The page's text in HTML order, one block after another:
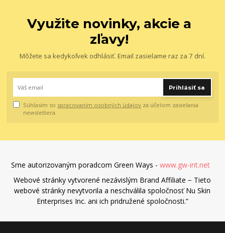
Využite novinky, akcie a
zľavy!
Môžete sa kedykoľvek odhlásiť. Email zasielame raz za 7 dní.
Prihlásiť sa
Súhlasím so spracovaním osobných údajov za účelom zasielania
newslettera.
Sme autorizovaným poradcom Green Ways - www.gw-int.net
Webové stránky vytvorené nezávislým Brand Affiliate − Tieto
webové stránky nevytvorila a neschválila spoločnosť Nu Skin
Enterprises Inc. ani ich pridružené spoločnosti.”